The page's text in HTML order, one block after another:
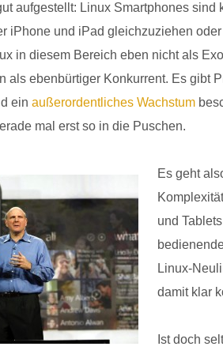
aufgestellt: Linux Smartphones sind
iPhone und iPad gleichzuziehen
in diesem Bereich eben nicht als
als ebenbürtiger Konkurrent. Es gibt
ein außerordentliches Wachstum
mal erst so in die Puschen.
Es geht
und
Linux-
damit klar
Ist doch